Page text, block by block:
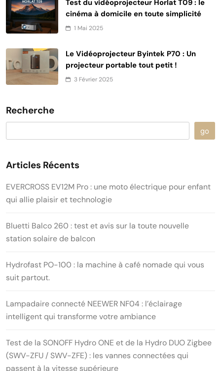
Test du vidéoprojecteur Horlat T09 : le
cinéma à domicile en toute simplicité
1 Mai 2025
Le Vidéoprojecteur Byintek P70 : Un
projecteur portable tout petit !
3 Février 2025
Recherche
go
Articles Récents
EVERCROSS EV12M Pro : une moto électrique pour enfant
qui allie plaisir et technologie
Bluetti Balco 260 : test et avis sur la toute nouvelle
station solaire de balcon
Hydrofast PO-100 : la machine à café nomade qui vous
suit partout.
Lampadaire connecté NEEWER NF04 : l’éclairage
intelligent qui transforme votre ambiance
Test de la SONOFF Hydro ONE et de la Hydro DUO Zigbee
(SWV-ZFU / SWV-ZFE) : les vannes connectées qui
passent à la vitesse supérieure